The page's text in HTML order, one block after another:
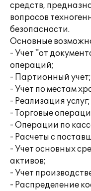
средств,
вопросов
безопасности.
Основные
- Учет "от
операций;
- Партионный учет;
- Учет по местам
- Реализация услуг;
- Торговые
- Операции по
- Расчеты с
- Учет основных
активов;
- Учет
- Распределение